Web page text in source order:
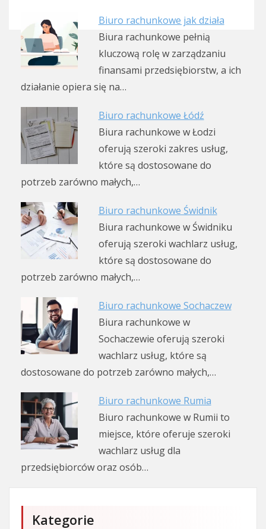
Biuro rachunkowe jak działa
Biura rachunkowe pełnią
kluczową rolę w zarządzaniu
finansami przedsiębiorstw, a ich
działanie opiera się na…
Biuro rachunkowe Łódź
Biura rachunkowe w Łodzi
oferują szeroki zakres usług,
które są dostosowane do
potrzeb zarówno małych,…
Biuro rachunkowe Świdnik
Biura rachunkowe w Świdniku
oferują szeroki wachlarz usług,
które są dostosowane do
potrzeb zarówno małych,…
Biuro rachunkowe Sochaczew
Biura rachunkowe w
Sochaczewie oferują szeroki
wachlarz usług, które są
dostosowane do potrzeb zarówno małych,…
Biuro rachunkowe Rumia
Biuro rachunkowe w Rumii to
miejsce, które oferuje szeroki
wachlarz usług dla
przedsiębiorców oraz osób…
Kategorie